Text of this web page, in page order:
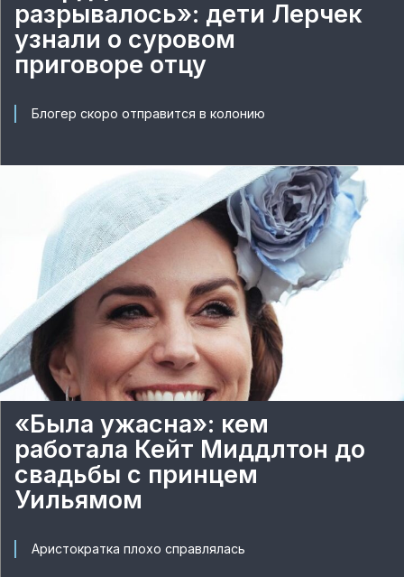
разрывалось»: дети Лерчек
узнали о суровом
приговоре отцу
Блогер скоро отправится в колонию
«Была ужасна»: кем
работала Кейт Миддлтон до
свадьбы с принцем
Уильямом
Аристократка плохо справлялась